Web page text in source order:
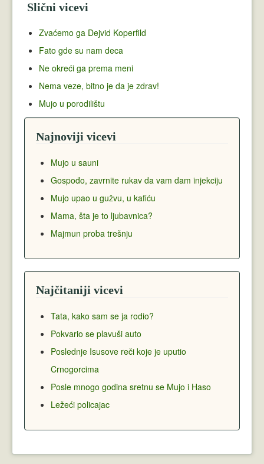
Slični vicevi
Zvaćemo ga Dejvid Koperfild
Fato gde su nam deca
Ne okreći ga prema meni
Nema veze, bitno je da je zdrav!
Mujo u porodilištu
Najnoviji vicevi
Mujo u sauni
Gospođo, zavrnite rukav da vam dam injekciju
Mujo upao u gužvu, u kafiću
Mama, šta je to ljubavnica?
Majmun proba trešnju
Najčitaniji vicevi
Tata, kako sam se ja rodio?
Pokvario se plavuši auto
Poslednje Isusove reči koje je uputio
Crnogorcima
Posle mnogo godina sretnu se Mujo i Haso
Ležeći policajac